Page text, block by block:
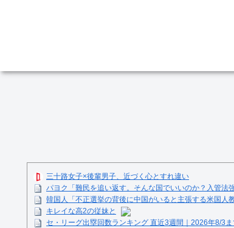
三十路女子×後輩男子、近づく心とすれ違い
パヨク「難民を追い返す。そんな国でいいのか？入管法
韓国人「不正選挙の背後に中国がいると主張する米国人
キレイな高2の従妹と
セ・リーグ出塁回数ランキング 直近3週間｜2026年8/3